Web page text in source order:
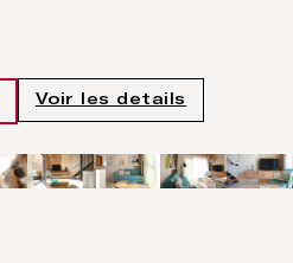
Voir les details